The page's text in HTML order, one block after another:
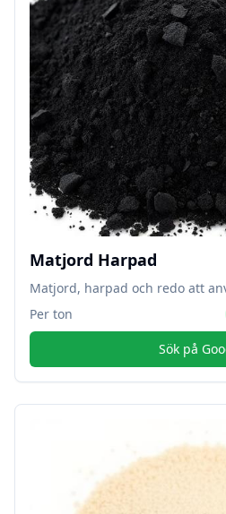
Matjord Harpad
Matjord, harpad och redo att
Per ton
Sök på